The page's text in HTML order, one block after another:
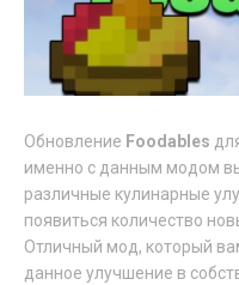
Обновление Foodables
именно с данным модом
различные кулинарные
появиться количество
Отличный мод, который
данное улучшение в